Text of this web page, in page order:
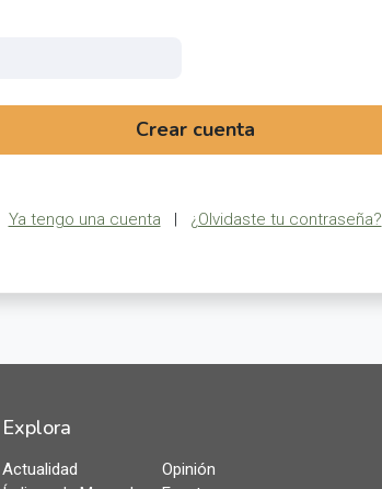
Crear cuenta
Ya tengo una cuenta | ¿Olvidaste tu contraseña?
Explora
Actualidad
Opinión